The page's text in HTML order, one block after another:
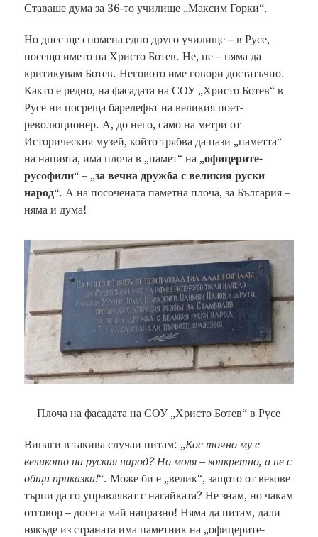
Ставаше дума за 36-то училище „Максим Горки“.
Но днес ще спомена едно друго училище – в Русе,
носещо името на Христо Ботев. Не, не – няма да
критикувам Ботев. Неговото име говори достатъчно.
Както е редно, на фасадата на СОУ „Христо Ботев“ в
Русе ни посреща барелефът на великия поет-
революционер. А, до него, само на метри от
Историческия музей, който трябва да пази „паметта“
на нацията, има плоча в „памет“ на „офицерите-
русофили“ – „за вечна дружба с великия руски
народ“. А на посочената паметна плоча, за България –
няма и дума!
Плоча на фасадата на СОУ „Христо Ботев“ в Русе
Винаги в такива случаи питам: „Кое точно му е
великото на руския народ? Но моля – конкретно, а не с
общи приказки!“. Може би е „велик“, защото от векове
търпи да го управляват с нагайката? Не знам, но чакам
отговор – досега май напразно! Няма да питам, дали
някъде из страната има паметник на „офицерите-